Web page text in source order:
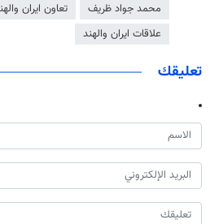
محمد جواد ظريف تعاون ايران
علاقات ايران والهند
تعليقك